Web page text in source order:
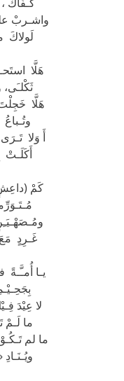
واشـربْ
لَولاكَ
هَلَّا
هَلَّا
أَ وَلا
أَكَلَـتْ
كَمْ
غَـرِدٍ
يـا
لا عِيْدَ
ما لَـمْ
ما لم